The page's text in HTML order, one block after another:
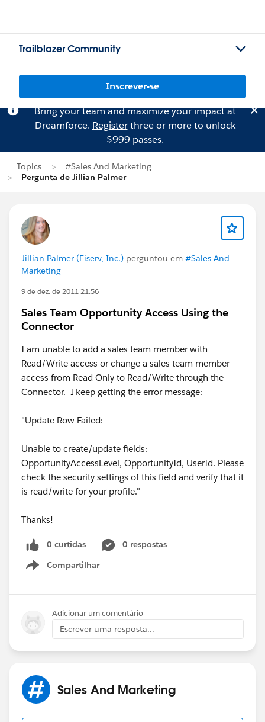
Trailblazer Community
Inscrever-se
Bring your team and maximize your impact at
Dreamforce. Registerthree or more to unlock
$999 passes.
Topics
#Sales And Marketing
Pergunta de Jillian Palmer
Jillian Palmer (Fiserv, Inc.) perguntou em #Sales And
Marketing
9 de dez. de 2011 21:56
Sales Team Opportunity Access Using the
Connector
I am unable to add a sales team member with
Read/Write access or change a sales team member
access from Read Only to Read/Write through the
Connector. I keep getting the error message:
"Update Row Failed:
Unable to create/update fields:
OpportunityAccessLevel, OpportunityId, UserId. Please
check the security settings of this field and verify that it
is read/write for your profile."
Thanks!
0 curtidas
0 respostas
Compartilhar
Show menu
Adicionar um comentário
Escrever uma resposta...
Sales And Marketing